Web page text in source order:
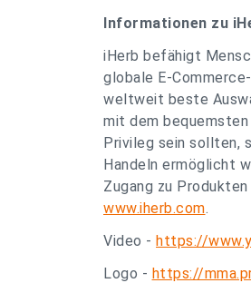
Informationen zu
iHerb befähigt
globale E-
weltweit beste
mit dem bequemsten
Privileg sein sollten,
Handeln ermöglicht
Zugang zu
www.iherb.com.
Video - https://
Logo - https://